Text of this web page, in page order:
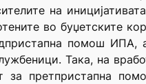
на
во буџетските
помош ИПА,
Така, на
за претпристапна